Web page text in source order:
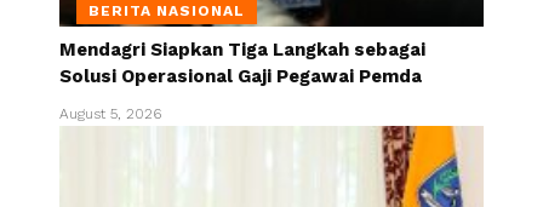
BERITA NASIONAL
Mendagri Siapkan Tiga Langkah sebagai
Solusi Operasional Gaji Pegawai Pemda
August 5, 2026